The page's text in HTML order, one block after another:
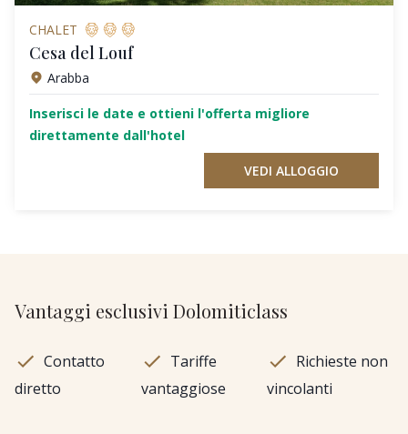
CHALET
Cesa del Louf
Arabba
Inserisci le date e ottieni l'offerta migliore
direttamente dall'hotel
VEDI ALLOGGIO
Vantaggi esclusivi Dolomiticlass
Contatto
diretto
Tariffe
vantaggiose
Richieste non
vincolanti